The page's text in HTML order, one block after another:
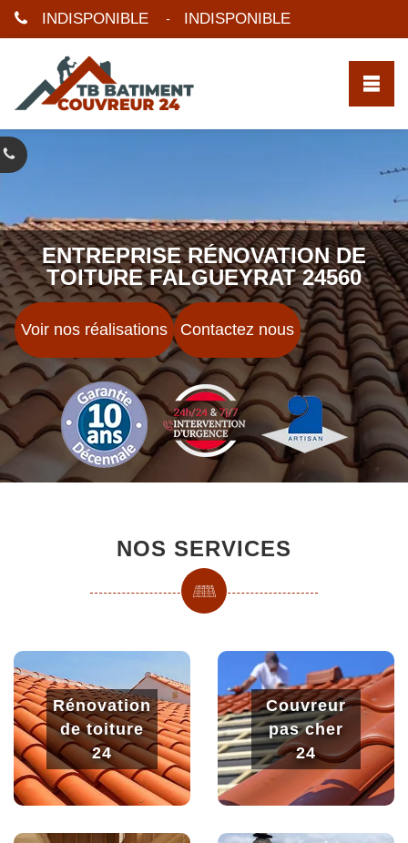
INDISPONIBLE - INDISPONIBLE
ENTREPRISE RÉNOVATION DE
TOITURE FALGUEYRAT 24560
Voir nos réalisations Contactez nous
NOS SERVICES
Rénovation
de toiture
24
Couvreur
pas cher
24